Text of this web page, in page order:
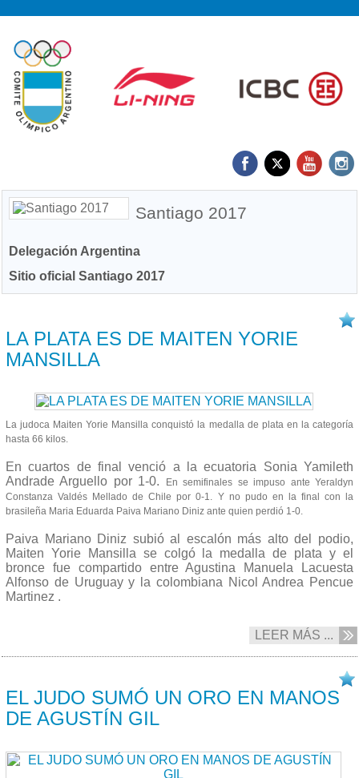
Santiago 2017
Delegación Argentina
Sitio oficial Santiago 2017
LA PLATA ES DE MAITEN YORIE
MANSILLA
La judoca Maiten Yorie Mansilla conquistó la medalla de plata en la categoría
hasta 66 kilos.
En cuartos de final venció a la ecuatoria Sonia Yamileth
Andrade Arguello por 1-0.
En semifinales se impuso ante Yeraldyn
Constanza Valdés Mellado de Chile por 0-1. Y no pudo en la final con la
brasileña Maria Eduarda Paiva Mariano Diniz ante quien perdió 1-0.
Paiva Mariano Diniz subió al escalón más alto del podio,
Maiten Yorie Mansilla se colgó la medalla de plata y el
bronce fue compartido entre Agustina Manuela Lacuesta
Alfonso de Uruguay y la colombiana Nicol Andrea Pencue
Martinez .
LEER MÁS ...
EL JUDO SUMÓ UN ORO EN MANOS
DE AGUSTÍN GIL